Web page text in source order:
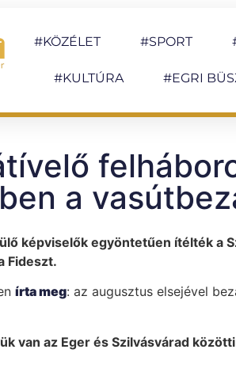
#KÖZÉLET #SPORT
#KULTÚRA #EGRI
a
képviselők egyöntetűen ítélték a
Fideszt.
írta meg: az augusztus elsejével
van az Eger és Szilvásvárad